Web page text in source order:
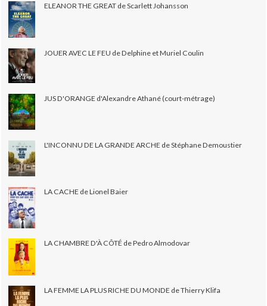
ELEANOR THE GREAT de Scarlett Johansson
JOUER AVEC LE FEU de Delphine et Muriel Coulin
JUS D'ORANGE d'Alexandre Athané (court-métrage)
L'INCONNU DE LA GRANDE ARCHE de Stéphane Demoustier
LA CACHE de Lionel Baier
LA CHAMBRE D'À CÔTÉ de Pedro Almodovar
LA FEMME LA PLUS RICHE DU MONDE de Thierry Klifa